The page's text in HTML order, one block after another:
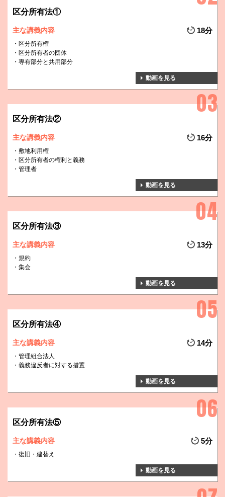
区分所有法①
主な講義内容 18分
区分所有権
区分所有者の団体
専有部分と共用部分
動画を見る
区分所有法②
主な講義内容 16分
敷地利用権
区分所有者の権利と義務
管理者
動画を見る
区分所有法③
主な講義内容 13分
規約
集会
動画を見る
区分所有法④
主な講義内容 14分
管理組合法人
義務違反者に対する措置
動画を見る
区分所有法⑤
主な講義内容 5分
復旧・建替え
動画を見る